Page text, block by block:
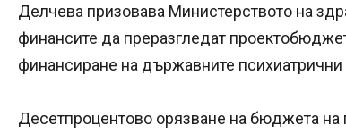
Делчева призовава Министерството на
финансите да преразгледат
финансиране на държавните психиатрични
Десетпроцентово орязване на бюджета на